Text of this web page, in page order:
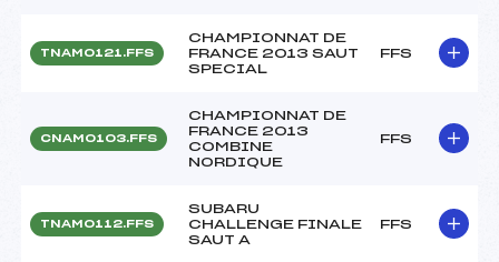
TNAM0121.FFS
CHAMPIONNAT DE
FRANCE 2013 SAUT
SPECIAL
FFS
CNAM0103.FFS
CHAMPIONNAT DE
FRANCE 2013
COMBINE
NORDIQUE
FFS
TNAM0112.FFS
SUBARU
CHALLENGE FINALE
SAUT A
FFS